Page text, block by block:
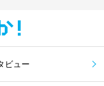
！
ビュー